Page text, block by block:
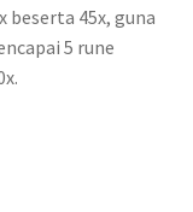
beserta 45x, guna
5 rune